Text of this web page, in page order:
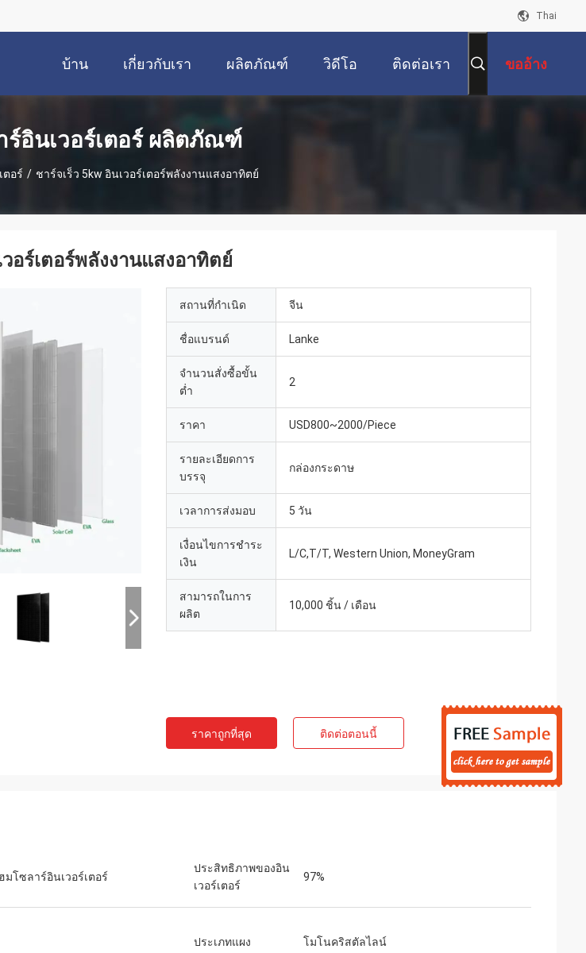
Thai
บ้าน เกี่ยวกับเรา ผลิตภัณฑ์ วิดีโอ ติดต่อเรา ขออ้าง
ร์อินเวอร์เตอร์ ผลิตภัณฑ์
ตอร์ / ชาร์จเร็ว 5kw อินเวอร์เตอร์พลังงานแสงอาทิตย์
ส่งเร็ว คุณภาพดี ไว้จะอุดหนุนใหม่ :)
วอร์เตอร์พลังงานแสงอาทิตย์
สถานที่กำเนิด จีน
ชื่อแบรนด์ Lanke
จำนวนสั่งซื้อขั้น
ต่ำ
2
ราคา USD800~2000/Piece
รายละเอียดการ
บรรจุ
กล่องกระดาษ
เวลาการส่งมอบ 5 วัน
เงื่อนไขการชำระ
เงิน
L/C,T/T, Western Union, MoneyGram
สามารถในการ
ผลิต
10,000 ชิ้น / เดือน
ราคาถูกที่สุด ติดต่อตอนนี้
มโซลาร์อินเวอร์เตอร์
ประสิทธิภาพของอิน
เวอร์เตอร์
97%
ประเภทแผง โมโนคริสตัลไลน์